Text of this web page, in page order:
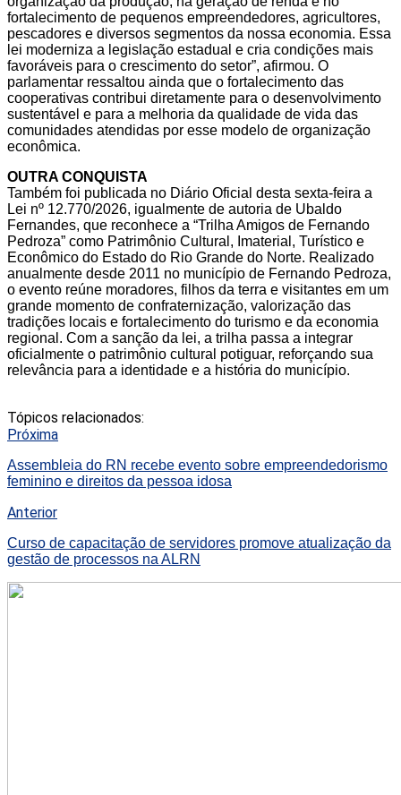
fortalecimento de pequenos empreendedores, agricultores,
pescadores e diversos segmentos da nossa economia. Essa
lei moderniza a legislação estadual e cria condições mais
favoráveis para o crescimento do setor”, afirmou. O
parlamentar ressaltou ainda que o fortalecimento das
cooperativas contribui diretamente para o desenvolvimento
sustentável e para a melhoria da qualidade de vida das
comunidades atendidas por esse modelo de organização
econômica.
OUTRA CONQUISTA
Também foi publicada no Diário Oficial desta sexta-feira a
Lei nº 12.770/2026, igualmente de autoria de Ubaldo
Fernandes, que reconhece a “Trilha Amigos de Fernando
Pedroza” como Patrimônio Cultural, Imaterial, Turístico e
Econômico do Estado do Rio Grande do Norte. Realizado
anualmente desde 2011 no município de Fernando Pedroza,
o evento reúne moradores, filhos da terra e visitantes em um
grande momento de confraternização, valorização das
tradições locais e fortalecimento do turismo e da economia
regional. Com a sanção da lei, a trilha passa a integrar
oficialmente o patrimônio cultural potiguar, reforçando sua
relevância para a identidade e a história do município.
Tópicos relacionados:
Próxima
Assembleia do RN recebe evento sobre empreendedorismo
feminino e direitos da pessoa idosa
Anterior
Curso de capacitação de servidores promove atualização da
gestão de processos na ALRN